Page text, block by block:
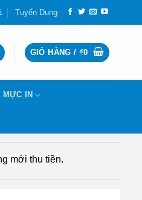
Tuyển Dụng
GIỎ HÀNG / ₫0
MỰC IN
mới thu tiền.